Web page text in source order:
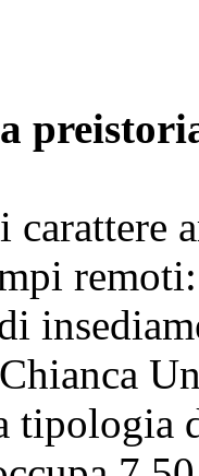
carattere